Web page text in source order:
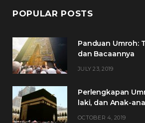
POPULAR POSTS
Panduan Umroh:
dan Bacaannya
JULY 23, 2019
Perlengkapan
laki, dan Anak-
OCTOBER 4, 2019